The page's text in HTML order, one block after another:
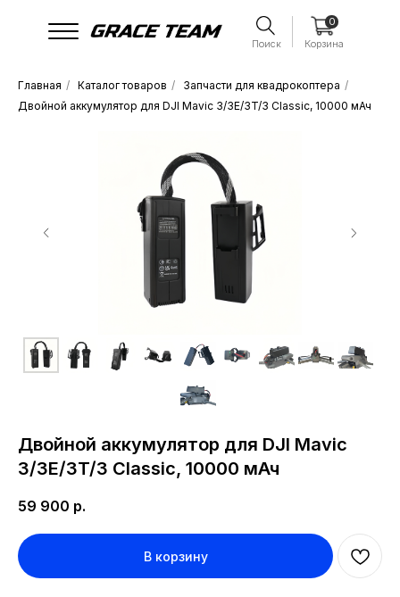
Поиск Корзина
0
Главная / Каталог товаров / Запчасти для квадрокоптера /
Двойной аккумулятор для DJI Mavic 3/3E/3T/3 Classic, 10000 мАч
Двойной аккумулятор для DJI Mavic
3/3E/3T/3 Classic, 10000 мАч
59 900 р.
В корзину